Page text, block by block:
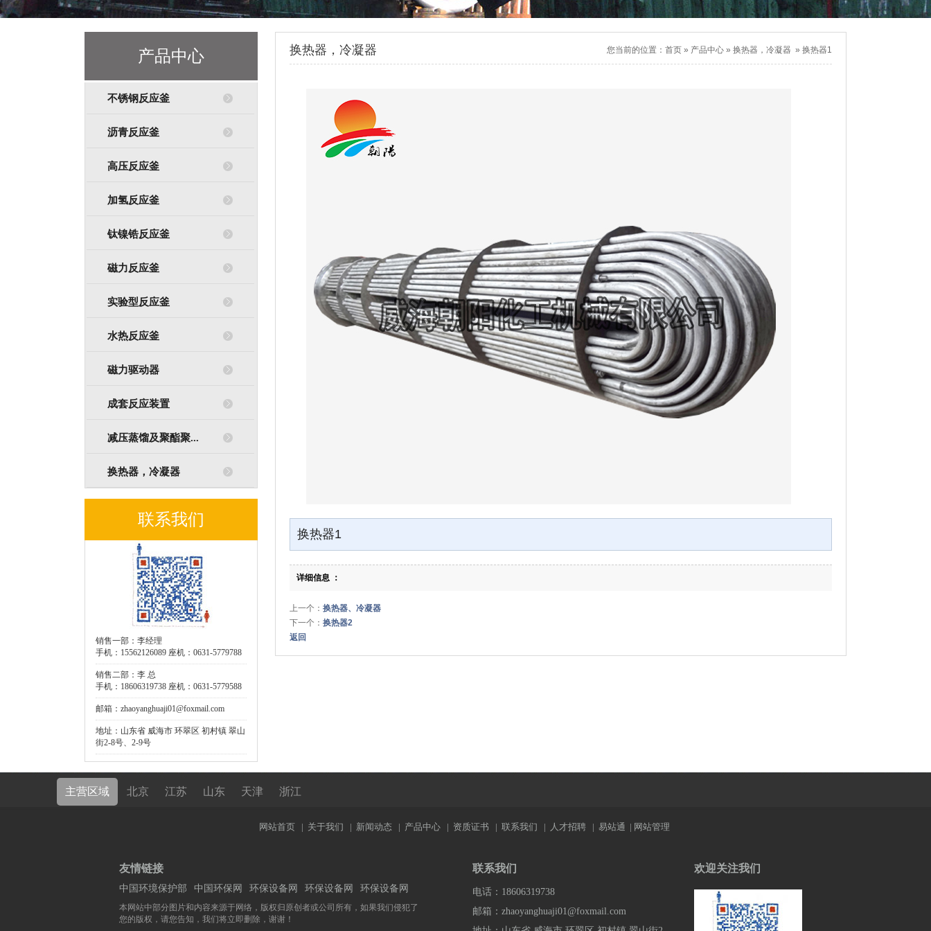
产品中心
不锈钢反应釜
沥青反应釜
高压反应釜
加氢反应釜
钛镍锆反应釜
磁力反应釜
实验型反应釜
水热反应釜
磁力驱动器
成套反应装置
减压蒸馏及聚酯聚...
换热器，冷凝器
联系我们
销售一部：李经理
手机：15562126089 座机：0631-5779788
销售二部：李 总
手机：18606319738 座机：0631-5779588
邮箱：zhaoyanghuaji01@foxmail.com
地址：山东省 威海市 环翠区 初村镇 翠山
街2-8号、2-9号
换热器，冷凝器 您当前的位置： 首页 » 产品中心 » 换热器，冷凝器 » 换热器1
换热器1
详细信息 ：
上一个： 换热器、冷凝器
下一个： 换热器2
返回
主营区域 北京 江苏 山东 天津 浙江
网站首页 | 关于我们 | 新闻动态 | 产品中心 | 资质证书 | 联系我们 | 人才招聘 | 易站通 | 网站管理
友情链接
中国环境保护部 中国环保网 环保设备网 环保设备网 环保设备网
本网站中部分图片和内容来源于网络，版权归原创者或公司所有，如果我们侵犯了
您的版权，请您告知，我们将立即删除，谢谢！
联系我们
电话：18606319738
邮箱：zhaoyanghuaji01@foxmail.com
欢迎关注我们